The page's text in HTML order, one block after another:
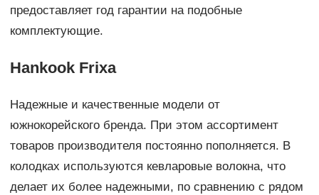
предоставляет год гарантии на подобные
комплектующие.
Hankook Frixa
Надежные и качественные модели от
южнокорейского бренда. При этом ассортимент
товаров производителя постоянно пополняется. В
колодках используются кевларовые волокна, что
делает их более надежными, по сравнению с рядом